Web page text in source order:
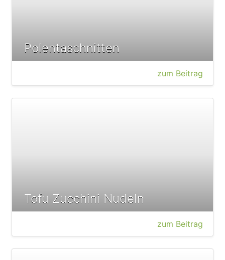
Polentaschnitten
zum Beitrag
Tofu Zucchini Nudeln
zum Beitrag